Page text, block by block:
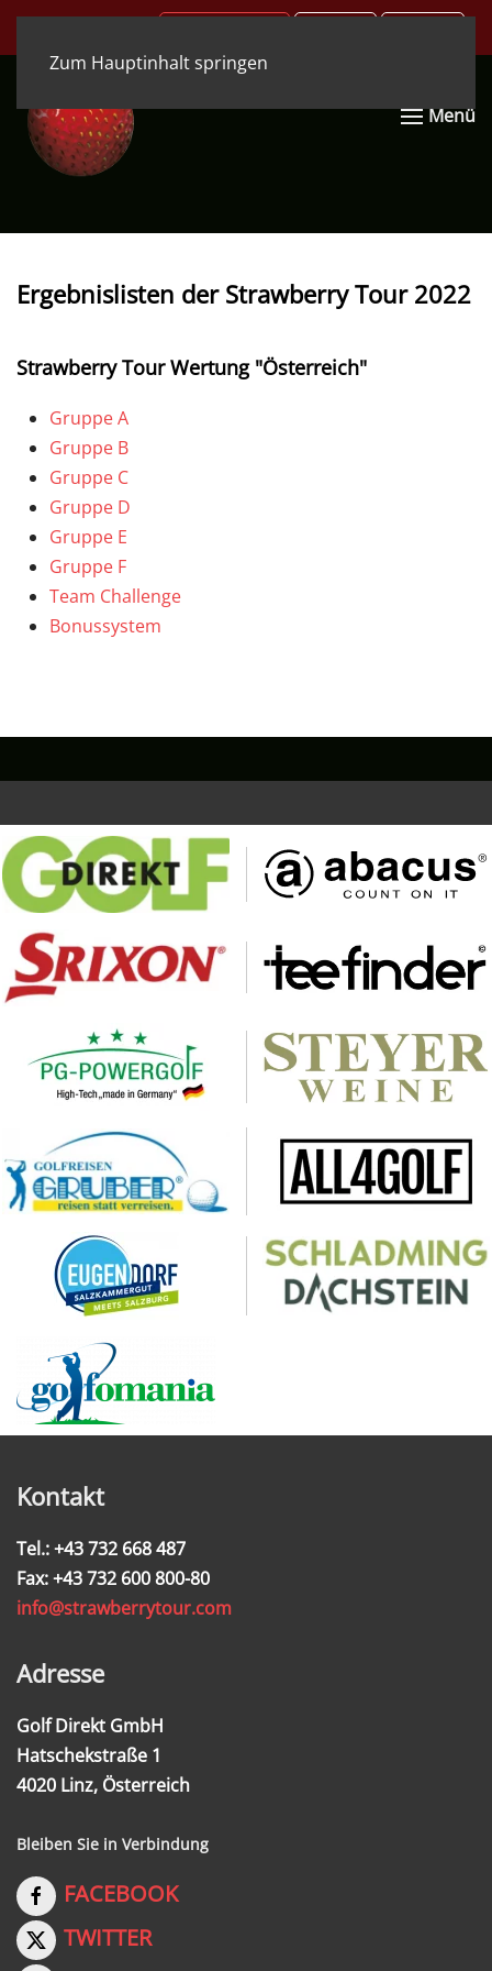
Zum Hauptinhalt springen
Menü
Ergebnislisten der Strawberry Tour 2022
Strawberry Tour Wertung "Österreich"
Gruppe A
Gruppe B
Gruppe C
Gruppe D
Gruppe E
Gruppe F
Team Challenge
Bonussystem
Kontakt
Tel.: +43 732 668 487
Fax: +43 732 600 800-80
info@strawberrytour.com
Adresse
Golf Direkt GmbH
Hatschekstraße 1
4020 Linz, Österreich
Bleiben Sie in Verbindung
FACEBOOK
TWITTER